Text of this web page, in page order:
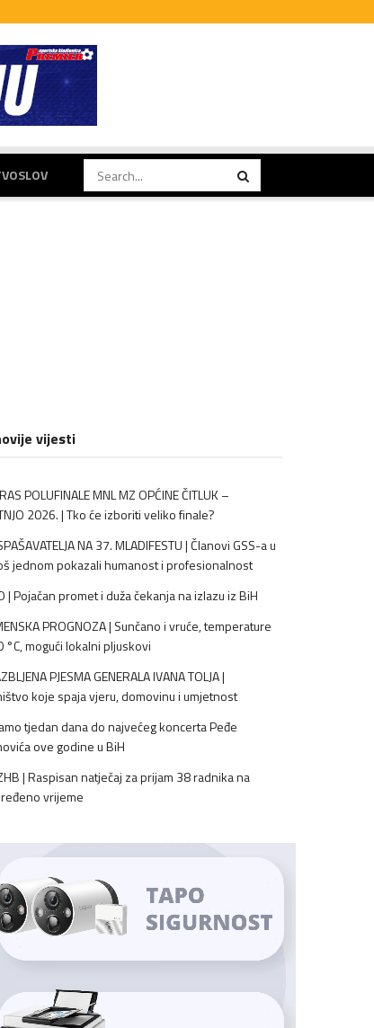
vijesti
POLUFINALE MNL MZ OPĆINE ČITLUK –
2026. | Tko će izboriti veliko finale?
NA 37. MLADIFESTU | Članovi GSS-a u
jednom pokazali humanost i profesionalnost
| Pojačan promet i duža čekanja na izlazu iz BiH
PROGNOZA | Sunčano i vruće, temperature
°C, mogući lokalni pljuskovi
PJESMA GENERALA IVANA TOLJA |
koje spaja vjeru, domovinu i umjetnost
tjedan dana do najvećeg koncerta Peđe
ove godine u BiH
| Raspisan natječaj za prijam 38 radnika na
vrijeme